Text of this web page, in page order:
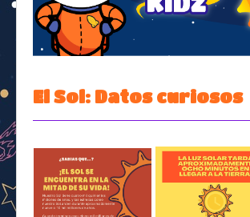
Space Kidz
El Sol: Datos curiosos